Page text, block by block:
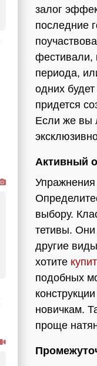
залог
последние
фестивали,
периода,
одних
придется
Если же вы
Активный
выбору.
тетивы.
другие
хотите
подобных
новичкам.
проще